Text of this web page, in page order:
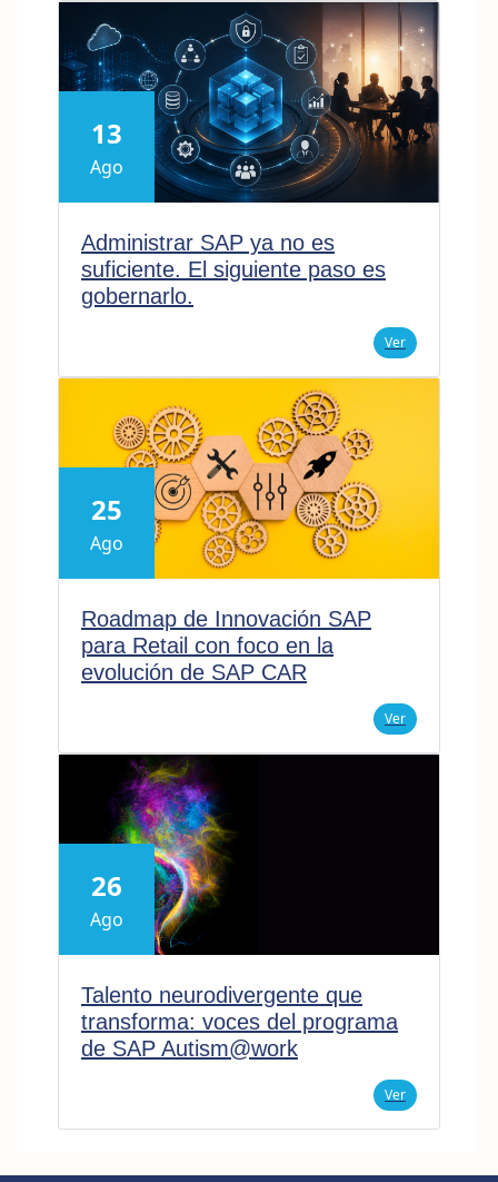
13
Ago
Administrar SAP ya no es
suficiente. El siguiente paso es
gobernarlo.
Ver
25
Ago
Roadmap de Innovación SAP
para Retail con foco en la
evolución de SAP CAR
Ver
26
Ago
Talento neurodivergente que
transforma: voces del programa
de SAP Autism@work
Ver